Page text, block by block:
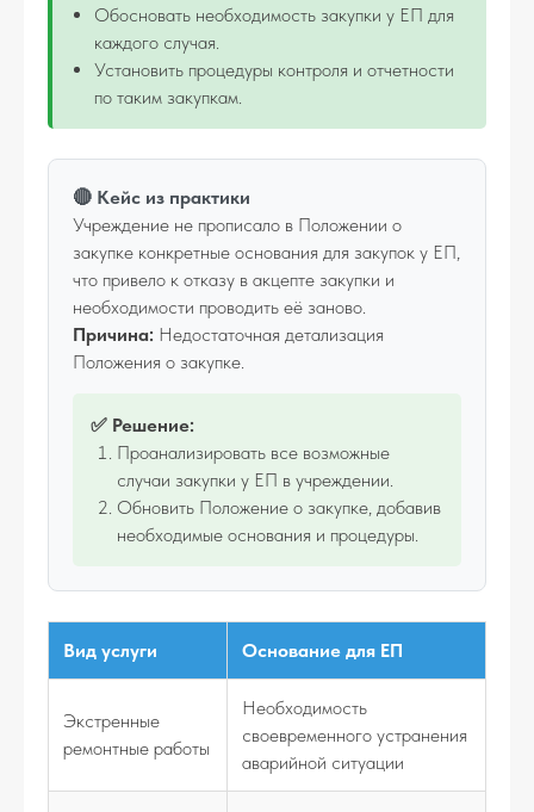
Обосновать необходимость закупки у ЕП для
каждого случая.
Установить процедуры контроля и отчетности
по таким закупкам.
🔴 Кейс из практики
Учреждение не прописало в Положении о
закупке конкретные основания для закупок у ЕП,
что привело к отказу в акцепте закупки и
необходимости проводить её заново.
Причина: Недостаточная детализация
Положения о закупке.
✅ Решение:
Проанализировать все возможные
случаи закупки у ЕП в учреждении.
Обновить Положение о закупке, добавив
необходимые основания и процедуры.
Вид услуги Основание для ЕП
Экстренные
ремонтные работы
Необходимость
своевременного устранения
аварийной ситуации